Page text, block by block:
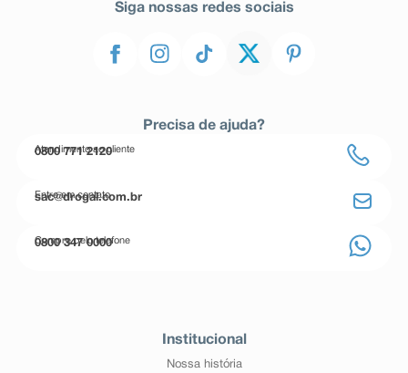
Siga nossas redes sociais
Precisa de ajuda?
Atendimento ao cliente
0800 771 2120
Entre em contato
sac@drogal.com.br
Compre pelo telefone
0800 347 0000
Institucional
Nossa história